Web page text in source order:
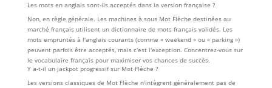
Les mots en anglais sont-ils acceptés dans la version française ?
Non, en règle générale. Les machines à sous Mot Flèche destinées au
marché français utilisent un dictionnaire de mots français validés. Les
mots empruntés à l'anglais courants (comme « weekend » ou « parking »)
peuvent parfois être acceptés, mais c'est l'exception. Concentrez-vous sur
le vocabulaire français pour maximiser vos chances de succès.
Y a-t-il un jackpot progressif sur Mot Flèche ?
Les versions classiques de Mot Flèche n'intègrent généralement pas de